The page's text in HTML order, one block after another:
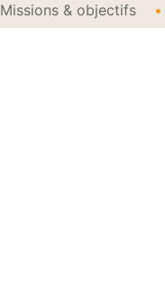
Missions & objectifs